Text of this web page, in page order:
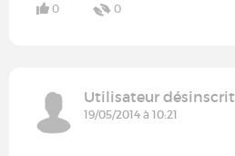
0 0
Utilisateur désinscrit
19/05/2014 à 10:21